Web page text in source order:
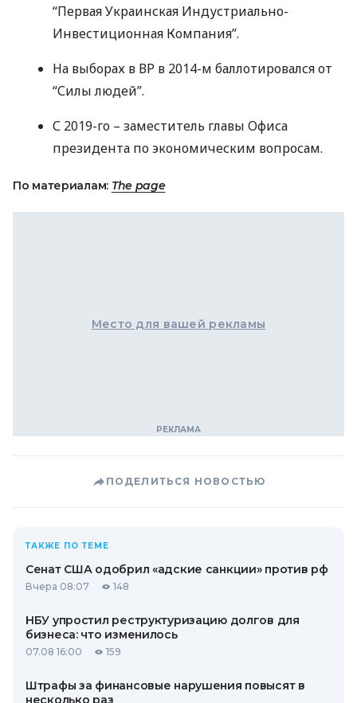
“Первая Украинская Индустриально-
Инвестиционная Компания”.
На выборах в ВР в 2014-м баллотировался от
“Силы людей”.
С 2019-го – заместитель главы Офиса
президента по экономическим вопросам.
По материалам: The page
Место для вашей рекламы
ПОДЕЛИТЬСЯ НОВОСТЬЮ
ТАКЖЕ ПО ТЕМЕ
Сенат США одобрил «адские санкции» против рф
Вчера 08:07 148
НБУ упростил реструктуризацию долгов для
бизнеса: что изменилось
07.08 16:00 159
Штрафы за финансовые нарушения повысят в
несколько раз